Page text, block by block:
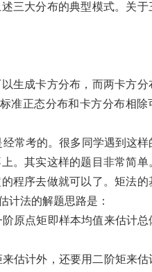
三大分布的典型模式。关于
成卡方分布，而两卡方分
准正态分布和卡方分布相除
考的。很多同学遇到这样
。其实这样的题目非常简单
程序去做就可以了。矩法的
计法的解题思路是：
原点矩即样本均值来估计总
估计外，还要用二阶矩来估